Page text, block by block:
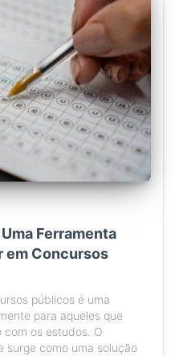
Ferramenta
em Concursos
públicos é uma
para aqueles que
com os estudos. O
surge como uma solução